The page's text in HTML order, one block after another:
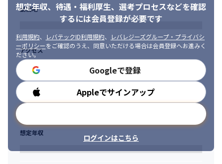
想定年収、待遇・福利厚生、 選考プロセスなどを確認
するには会員登録が必要です
利用規約、 レバテックID利用規約、
レバレジーズグループ・プライバシ
ーポリシーをご確認のうえ、同意いただける場合は会員登録へお進みく
ださい。
Googleで登録
Appleでサインアップ
ログインはこちら
勤務地
アクセス
勤務時間
想定年収